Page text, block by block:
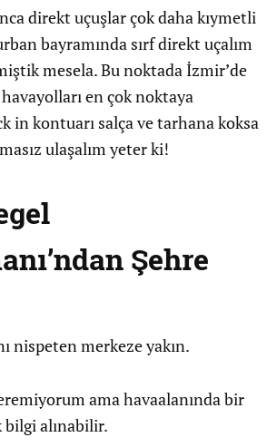
direkt uçuşlar çok daha kıymetli
bayramında sırf direkt uçalım
mesela. Bu noktada İzmir’de
en çok noktaya
in kontuarı salça ve tarhana koksa
ulaşalım yeter ki!
Şehre
nispeten merkeze yakın.
ama havaalanında bir
alınabilir.